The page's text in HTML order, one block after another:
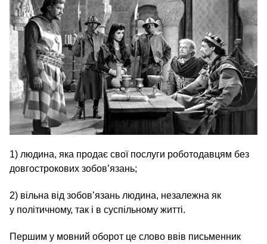
1) людина, яка продає свої послуги роботодавцям без
довгострокових зобов’язань;
2) вільна від зобов’язань людина, незалежна як
у політичному, так і в суспільному житті.
Першим у мовний оборот це слово ввів письменник